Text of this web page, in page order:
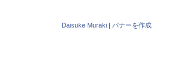
Daisuke Muraki | バナーを作成